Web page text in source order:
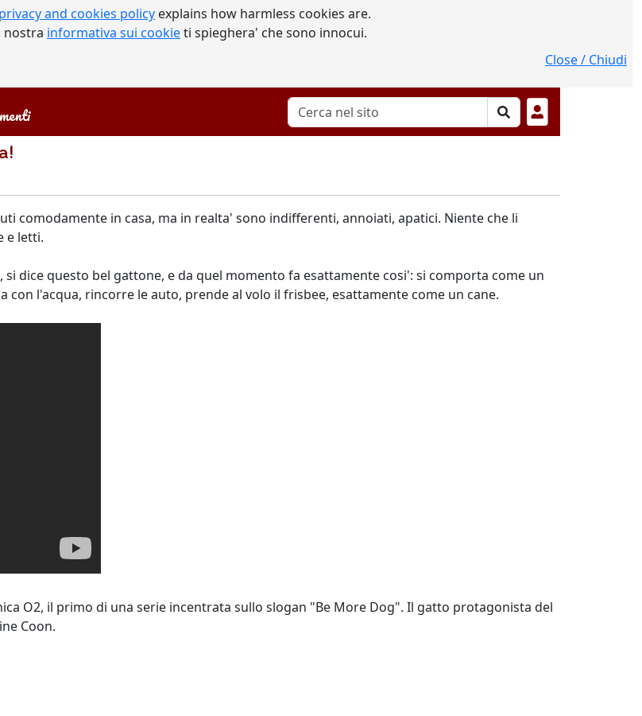
privacy and cookies policy explains how harmless cookies are.
nostra informativa sui cookieti spieghera' che sono innocui.
Close / Chiudi
comodamente in casa, ma in realta' sono indifferenti, annoiati, apatici. Niente che li
e letti.
si dice questo bel gattone, e da quel momento fa esattamente cosi': si comporta come un
con l'acqua, rincorre le auto, prende al volo il frisbee, esattamente come un cane.
O2, il primo di una serie incentrata sullo slogan "Be More Dog". Il gatto protagonista del
Coon.